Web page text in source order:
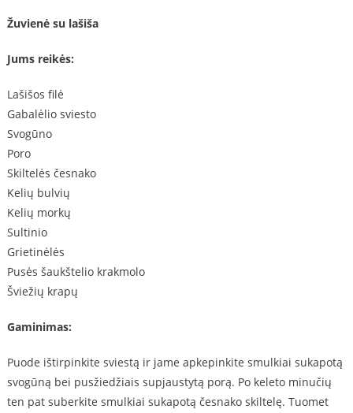
Žuvienė su lašiša
Jums reikės:
Lašišos filė
Gabalėlio sviesto
Svogūno
Poro
Skiltelės česnako
Kelių bulvių
Kelių morkų
Sultinio
Grietinėlės
Pusės šaukštelio krakmolo
Šviežių krapų
Gaminimas:
Puode ištirpinkite sviestą ir jame apkepinkite smulkiai sukapotą
svogūną bei pusžiedžiais supjaustytą porą. Po keleto minučių
ten pat suberkite smulkiai sukapotą česnako skiltelę. Tuomet